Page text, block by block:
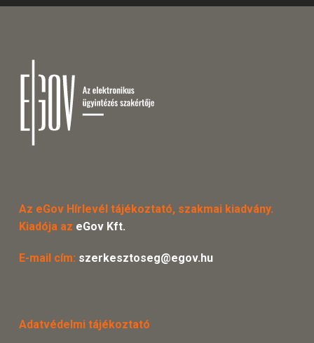
Az eGov Hírlevél tájékoztató, szakmai kiadvány.
Kiadója az eGov Kft.
E-mail cím: szerkesztoseg@egov.hu
Adatvédelmi tájékoztató